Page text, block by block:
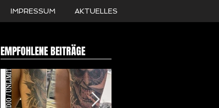
IMPRESSUM AKTUELLES
EMPFOHLENE BEITRÄGE